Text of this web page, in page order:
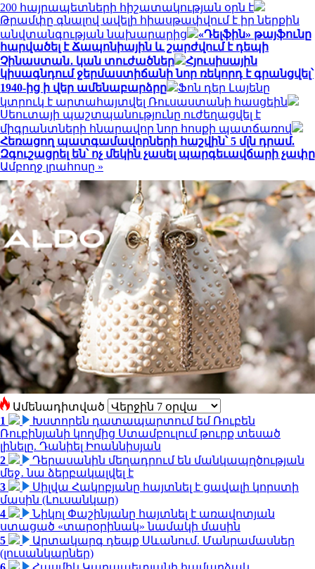
200 հայրապետների հիշատակության օրն է
Թրամփը գնալով ավելի հիասթափվում է իր ներքին
անվտանգության նախարարից
«Դելֆին» թայֆունը
հարվածել է Ճապոնիային և շարժվում է դեպի
Չինաստան․ կան տուժածներ
Հյուսիսային
կիսագնդում ջերմաստիճանի նոր ռեկորդ է գրանցվել՝
1940-ից ի վեր ամենաբարձրը
Ֆոն դեր Լայենը
կտրուկ է արտահայտվել Ռուսաստանի հասցեին
Սեուտայի ​​պաշտպանությունը ուժեղացվել է
միգրանտների հնարավոր նոր հոսքի պատճառով
Հեռացող պատգամավորների հաշվին՝ 5 մլն դրամ.
Զգուշացրել են՝ ոչ մեկին չասել պարգեւավճարի չափը
Ամբողջ լրահոսը »
Ամենադիտված
1
Խստորեն դատապարտում եմ Ռուբեն
Ռուբինյանի կողմից Ստամբուլում թուրք տեսած
լինելը. Դանիել Իոաննիսյան
2
Դերասանին մեղադրում են մանկապղծության
մեջ․ նա ձերբակալվել է
3
Սիլվա Հակոբյանը հայտնել է ցավալի կորստի
մասին (Լուսանկար)
4
Նիկոլ Փաշինյանը հայտնել է առավոտյան
ստացած «տարօրինակ» նամակի մասին
5
Արտակարգ դեպք Սևանում. Մանրամասներ
(լուսանկարներ)